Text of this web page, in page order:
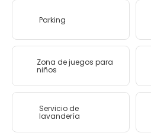
Parking
Zona de juegos para
niños
Servicio de
lavandería